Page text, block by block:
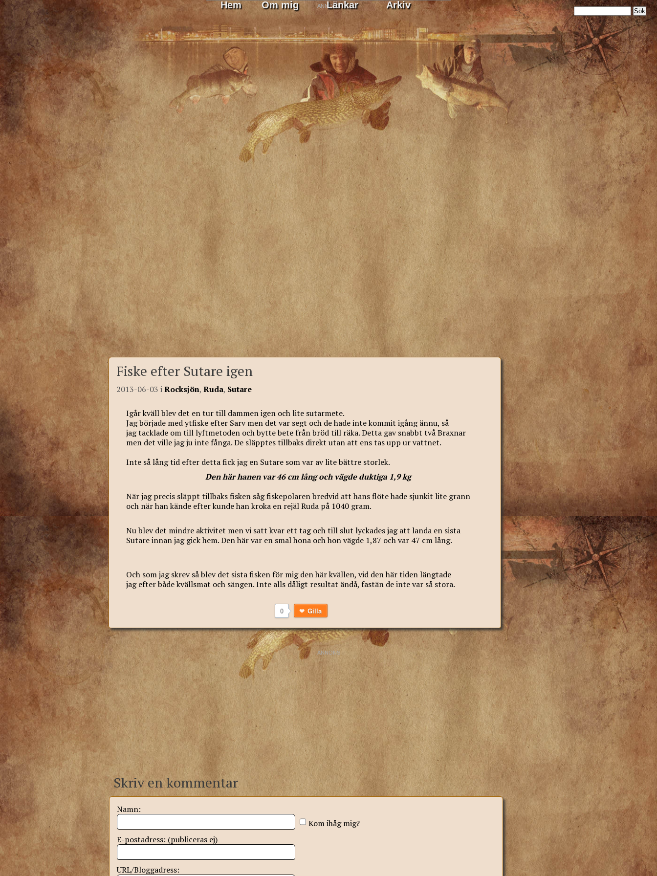
Hem Om mig Länkar Arkiv
Fiske efter Sutare igen
2013-06-03 iRocksjön, Ruda, Sutare
Igår kväll blev det en tur till dammen igen och lite sutarmete.
Jag började med ytfiske efter Sarv men det var segt och de hade inte kommit igång ännu, så
jag tacklade om till lyftmetoden och bytte bete från bröd till räka. Detta gav snabbt två Braxnar
men det ville jag ju inte fånga. De släpptes tillbaks direkt utan att ens tas upp ur vattnet.
Inte så lång tid efter detta fick jag en Sutare som var av lite bättre storlek.
Den här hanen var 46 cm lång och vägde duktiga 1,9 kg
När jag precis släppt tillbaks fisken såg fiskepolaren bredvid att hans flöte hade sjunkit lite grann
och när han kände efter kunde han kroka en rejäl Ruda på 1040 gram.
Nu blev det mindre aktivitet men vi satt kvar ett tag och till slut lyckades jag att landa en sista
Sutare innan jag gick hem. Den här var en smal hona och hon vägde 1,87 och var 47 cm lång.
Och som jag skrev så blev det sista fisken för mig den här kvällen, vid den här tiden längtade
jag efter både kvällsmat och sängen. Inte alls dåligt resultat ändå, fastän de inte var så stora.
0 Gilla
Skriv en kommentar
Namn:
Kom ihåg mig?
E-postadress: (publiceras ej)
URL/Bloggadress: